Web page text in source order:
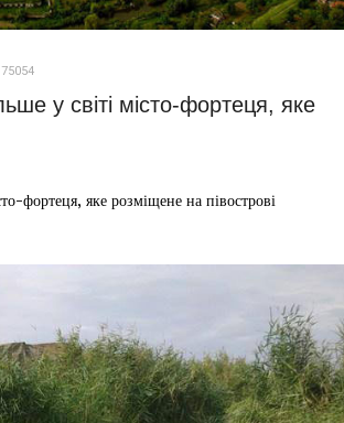
у світі місто-фортеця, яке
фортеця, яке розміщене на півострові